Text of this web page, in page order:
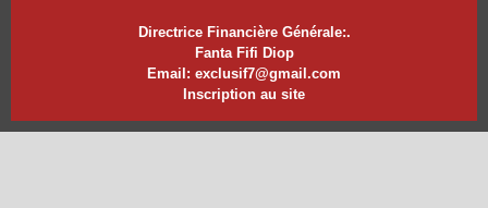
Directrice Financière Générale:.
Fanta Fifi Diop
Email: exclusif7@gmail.com
Inscription au site